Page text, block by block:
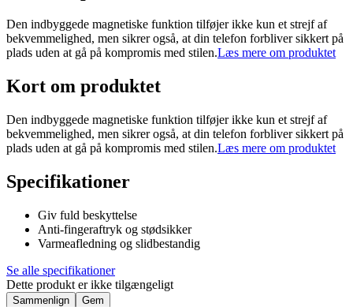
Den indbyggede magnetiske funktion tilføjer ikke kun et strejf af
bekvemmelighed, men sikrer også, at din telefon forbliver sikkert på
plads uden at gå på kompromis med stilen.Læs mere om produktet
Kort om produktet
Den indbyggede magnetiske funktion tilføjer ikke kun et strejf af
bekvemmelighed, men sikrer også, at din telefon forbliver sikkert på
plads uden at gå på kompromis med stilen.Læs mere om produktet
Specifikationer
Giv fuld beskyttelse
Anti-fingeraftryk og stødsikker
Varmeafledning og slidbestandig
Se alle specifikationer
Dette produkt er ikke tilgængeligt
Sammenlign Gem